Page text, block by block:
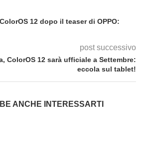
12 dopo il teaser di OPPO:
post successivo
ColorOS 12 sarà ufficiale a Settembre:
eccola sul tablet!
ANCHE INTERESSARTI